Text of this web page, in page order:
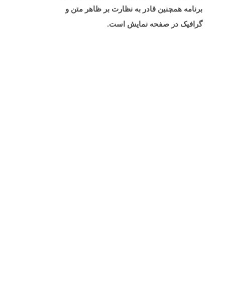
برنامه همچنین قادر به نظارت بر ظاهر متن و
گرافیک در صفحه نمایش است.